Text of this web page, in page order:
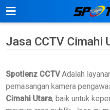
Jasa CCTV Cimahi
Spotlenz CCTVAdalah
pemasangan kamera
Cimahi Utara, baik untuk